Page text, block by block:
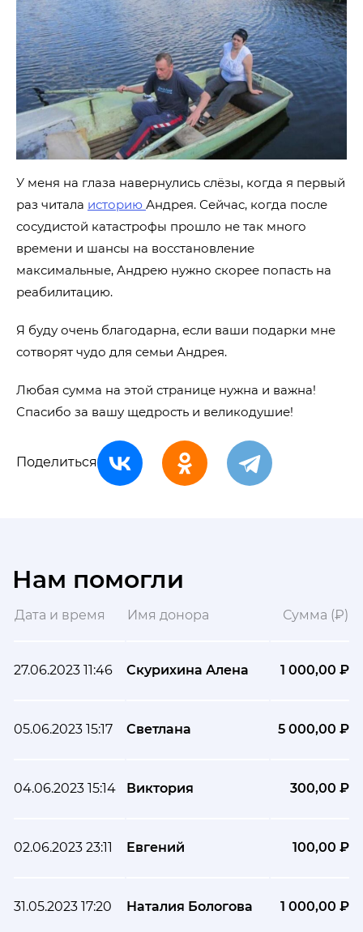
У меня на глаза навернулись слёзы, когда я первый
раз читала историю Андрея. Сейчас, когда после
сосудистой катастрофы прошло не так много
времени и шансы на восстановление
максимальные, Андрею нужно скорее попасть на
реабилитацию.
Я буду очень благодарна, если ваши подарки мне
сотворят чудо для семьи Андрея.
Любая сумма на этой странице нужна и важна!
Спасибо за вашу щедрость и великодушие!
Поделиться
Нам помогли
Дата и время Имя донора Сумма (₽)
27.06.2023 11:46 Скурихина Алена 1 000,00 ₽
05.06.2023 15:17 Светлана 5 000,00 ₽
04.06.2023 15:14 Виктория 300,00 ₽
02.06.2023 23:11 Евгений 100,00 ₽
31.05.2023 17:20 Наталия Бологова 1 000,00 ₽